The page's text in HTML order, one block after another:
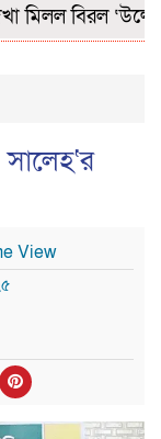
বিরল
View